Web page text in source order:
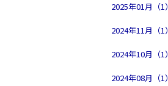
2025年01月（1）
2024年11月（1）
2024年10月（1）
2024年08月（1）